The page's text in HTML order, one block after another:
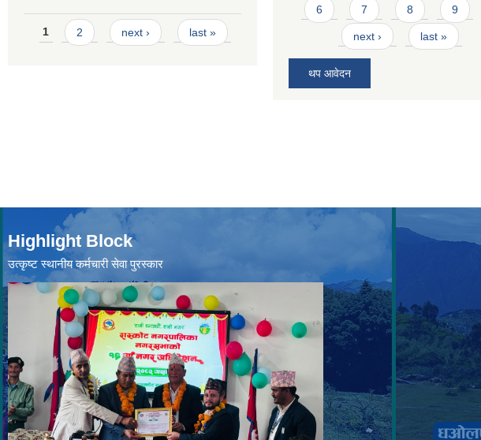
Pages
1 2 next › last »
6 7 8 9
next › last »
थप आवेदन
Highlight Block
उत्‍कृष्ट स्थानीय कर्मचारी सेवा पुरस्कार